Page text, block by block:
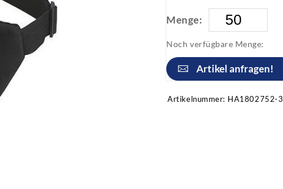
Menge:
Noch verfügbare Menge:
Artikel anfragen!
Artikelnummer: HA1802752-3